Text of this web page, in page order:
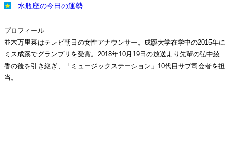
水瓶座の今日の運勢
プロフィール
並木万里菜はテレビ朝日の女性アナウンサー。成蹊大学在学中の2015年に
ミス成蹊でグランプリを受賞。2018年10月19日の放送より先輩の弘中綾
香の後を引き継ぎ、「ミュージックステーション」10代目サブ司会者を担
当。